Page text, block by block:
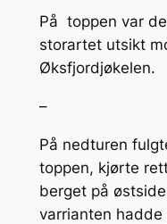
På toppen var
storartet utsikt
Øksfjordjøkelen.
–
På nedturen
toppen, kjørte
berget på
varrianten